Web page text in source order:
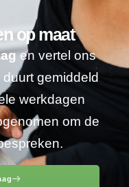
op maat
en vertel ons
gemiddeld
werkdagen
om de